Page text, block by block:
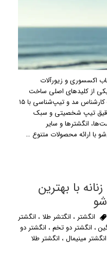
اکسسوری و زیورآلات
از کلیدهای اصلی ساخت
استایل بی‌نظیر و متعادل است. به‌عنوان یک کارشناس مد و تیپ‌شناسی با ۱۵
دقیق تیپ شخصیتی و سبک
انگشترها و سایر
با ارائه محصولات متنوع …
با بهترین
انگشتر ، انگتشر طلا ، انگشتر
، انگشتر دو تخم، انگشتر دو
انگشتر مینیمال، انگشتر طلا